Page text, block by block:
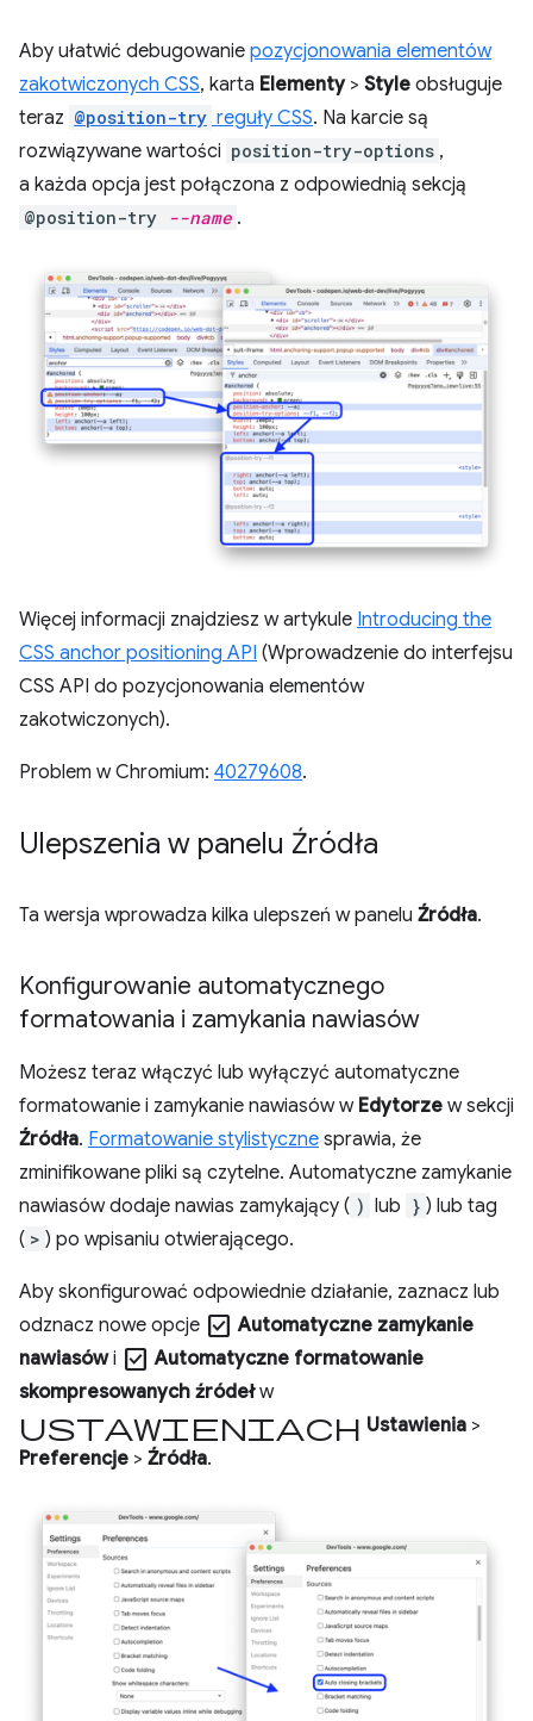
Aby ułatwić debugowanie pozycjonowania elementów
zakotwiczonych CSS, karta Elementy> Style obsługuje
teraz @position-try reguły CSS. Na karcie są
rozwiązywane wartości position-try-options ,
a każda opcja jest połączona z odpowiednią sekcją
@position-try --name .
Więcej informacji znajdziesz w artykule Introducing the
CSS anchor positioning API (Wprowadzenie do interfejsu
CSS API do pozycjonowania elementów
zakotwiczonych).
Problem w Chromium: 40279608.
Ulepszenia w panelu Źródła
Ta wersja wprowadza kilka ulepszeń w panelu Źródła.
Konfigurowanie automatycznego
formatowania i zamykania nawiasów
Możesz teraz włączyć lub wyłączyć automatyczne
formatowanie i zamykanie nawiasów w Edytorze w sekcji
Źródła. Formatowanie stylistyczne sprawia, że
zminifikowane pliki są czytelne. Automatyczne zamykanie
nawiasów dodaje nawias zamykający ( ) lub } ) lub tag
( > ) po wpisaniu otwierającego.
Aby skonfigurować odpowiednie działanie, zaznacz lub
odznacz nowe opcje check_box Automatyczne zamykanie
nawiasówi check_box Automatyczne formatowanie
skompresowanych źródełw
ustawieniach Ustawienia >
Preferencje > Źródła.